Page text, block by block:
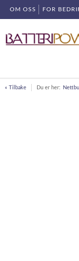
OM OSS FOR
« Tilbake Du er her: